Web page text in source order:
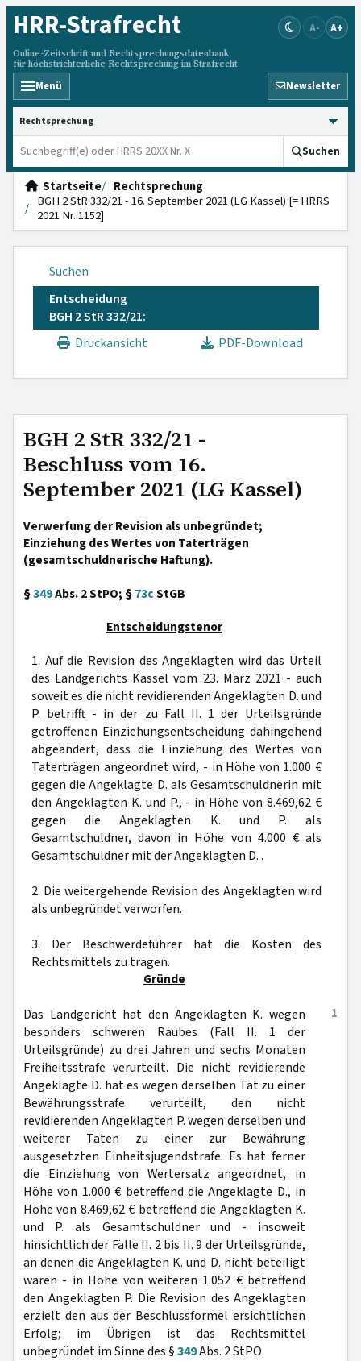
HRR-Strafrecht
Online-Zeitschrift und Rechtsprechungsdatenbank
für höchstrichterliche Rechtsprechung im Strafrecht
A- A+
Menü Newsletter
HRRS durchsuchen
Suchen
Startseite
Rechtsprechung
BGH 2 StR 332/21 - 16. September 2021 (LG Kassel) [= HRRS
2021 Nr. 1152]
Suchen
Entscheidung
BGH 2 StR 332/21:
Druckansicht
PDF-Download
BGH 2 StR 332/21 -
Beschluss vom 16.
September 2021 (LG Kassel)
Verwerfung der Revision als unbegründet;
Einziehung des Wertes von Taterträgen
(gesamtschuldnerische Haftung).
§349Abs. 2 StPO; §73cStGB
Entscheidungstenor
1. Auf die Revision des Angeklagten wird das Urteil
des Landgerichts Kassel vom 23. März 2021 - auch
soweit es die nicht revidierenden Angeklagten D. und
P. betrifft - in der zu Fall II. 1 der Urteilsgründe
getroffenen Einziehungsentscheidung dahingehend
abgeändert, dass die Einziehung des Wertes von
Taterträgen angeordnet wird, - in Höhe von 1.000 €
gegen die Angeklagte D. als Gesamtschuldnerin mit
den Angeklagten K. und P., - in Höhe von 8.469,62 €
gegen die Angeklagten K. und P. als
Gesamtschuldner, davon in Höhe von 4.000 € als
Gesamtschuldner mit der Angeklagten D. .
2. Die weitergehende Revision des Angeklagten wird
als unbegründet verworfen.
3. Der Beschwerdeführer hat die Kosten des
Rechtsmittels zu tragen.
Gründe
1
Das Landgericht hat den Angeklagten K. wegen
besonders schweren Raubes (Fall II. 1 der
Urteilsgründe) zu drei Jahren und sechs Monaten
Freiheitsstrafe verurteilt. Die nicht revidierende
Angeklagte D. hat es wegen derselben Tat zu einer
Bewährungsstrafe verurteilt, den nicht
revidierenden Angeklagten P. wegen derselben und
weiterer Taten zu einer zur Bewährung
ausgesetzten Einheitsjugendstrafe. Es hat ferner
die Einziehung von Wertersatz angeordnet, in
Höhe von 1.000 € betreffend die Angeklagte D., in
Höhe von 8.469,62 € betreffend die Angeklagten K.
und P. als Gesamtschuldner und - insoweit
hinsichtlich der Fälle II. 2 bis II. 9 der Urteilsgründe,
an denen die Angeklagten K. und D. nicht beteiligt
waren - in Höhe von weiteren 1.052 € betreffend
den Angeklagten P. Die Revision des Angeklagten
erzielt den aus der Beschlussformel ersichtlichen
Erfolg; im Übrigen ist das Rechtsmittel
unbegründet im Sinne des §349Abs. 2 StPO.